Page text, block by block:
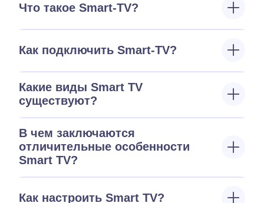
Что такое Smart-TV?
Как подключить Smart-TV?
Какие виды Smart TV
существуют?
В чем заключаются
отличительные особенности
Smart TV?
Как настроить Smart TV?